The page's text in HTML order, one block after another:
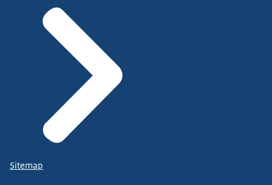
Sitemap